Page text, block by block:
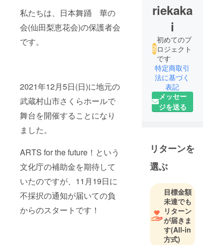
私たちは、日本舞踊 華の
会(仙田梨恵花会)の保護者会
です。
2021年12月5日(日)に地元の
武蔵村山市さくらホールで
舞台を開催することになり
ました。
ARTS for the future！という
文化庁の補助金を期待して
いたのですが、11月19日に
不採択の通知が届いての負
からのスタートです！
riekaka
i
初めてのプ
ロジェクト
です
特定商取引
法に基づく
表記
メッセー
ジを送る
リターンを
選ぶ
目標金額
未達でも
リターン
が届きま
す(All-in
方式)